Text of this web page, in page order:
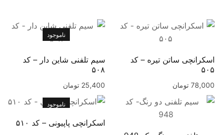
اسکرانچی ساتن تیره – کد
۵۰۵
78,000 تومان
ناموجود
سیم تلفنی شاین دار – کد
۵۰۸
25,400 تومان
ناموجود
اسکرانچی پاپیونی – کد ۵۱۰